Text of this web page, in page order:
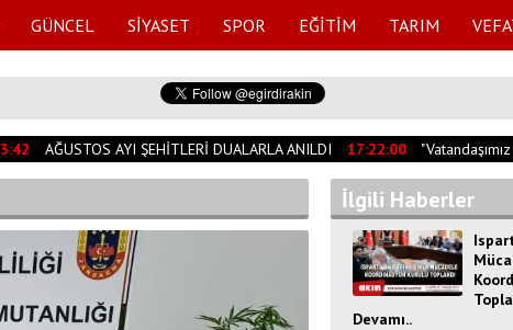
GÜNCEL SİYASET SPOR EĞİTİM TARIM
AĞUSTOS AYI ŞEHİTLERİ DUALARLA ANILDI 17:22:00
İlgili Haberler
Devamı..